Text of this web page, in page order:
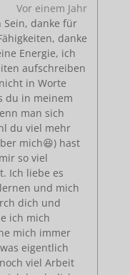
Vor einem Jahr
Sein, danke für
danke
Energie, ich
aufschreiben
in Worte
du in meinem
man sich
du viel mehr
mich😆) hast
so viel
Ich liebe es
und mich
dich und
ich mich
mich immer
eigentlich
viel Arbeit